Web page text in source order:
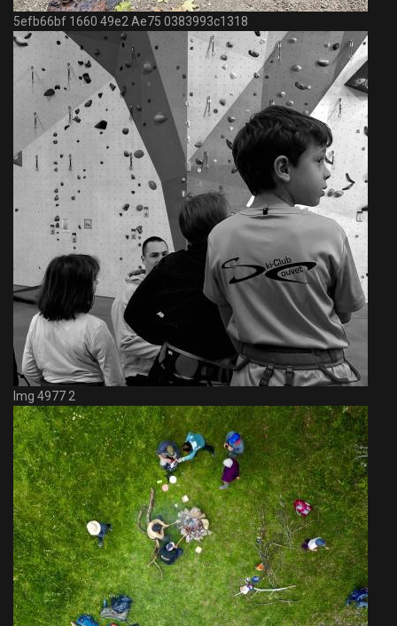
5efb66bf 1660 49e2 Ae75 0383993c1318
Img 4977 2